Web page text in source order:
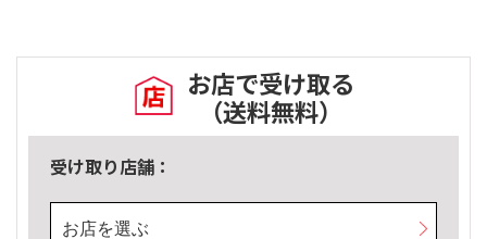
お店で受け取る
（送料無料）
受け取り店舗：
お店を選ぶ